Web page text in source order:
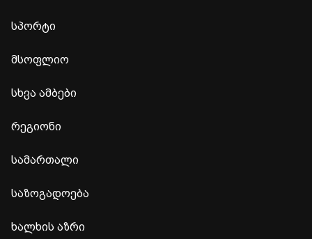
სპორტი
მსოფლიო
სხვა ამბები
რეგიონი
სამართალი
საზოგადოება
ხალხის აზრი